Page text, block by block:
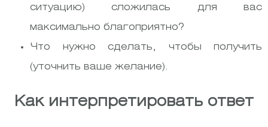
ситуацию) сложилась для вас
максимально благоприятно?
Что нужно сделать, чтобы получить
(уточнить ваше желание).
Как интерпретировать ответ